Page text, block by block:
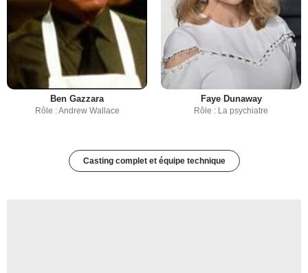
Ben Gazzara
Rôle : Andrew Wallace
Faye Dunaway
Rôle : La psychiatre
Casting complet et équipe technique